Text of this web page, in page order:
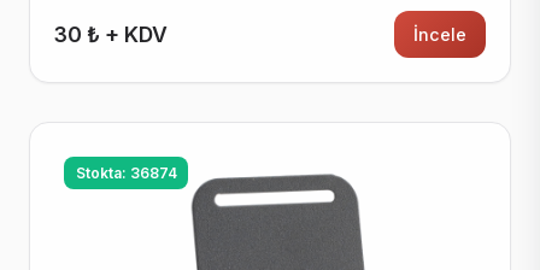
30 ₺ + KDV İncele
Stokta: 36874